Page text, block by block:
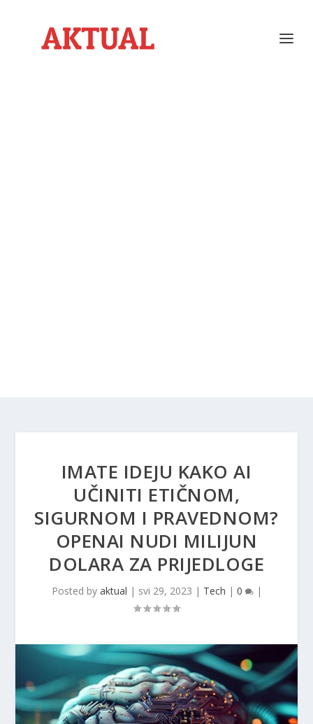
IMATE IDEJU KAKO AI
UČINITI ETIČNOM,
SIGURNOM I PRAVEDNOM?
OPENAI NUDI MILIJUN
DOLARA ZA PRIJEDLOGE
Posted by aktual | svi 29, 2023 | Tech | 0 |